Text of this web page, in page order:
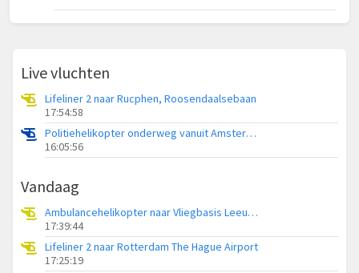
Live vluchten
Lifeliner 2 naar Rucphen, Roosendaalsebaan
17:54:58
Politiehelikopter onderweg vanuit Amsterdam Vliegveld Schiphol
16:05:56
Vandaag
Ambulancehelikopter naar Vliegbasis Leeuwarden
17:39:44
Lifeliner 2 naar Rotterdam The Hague Airport
17:25:19